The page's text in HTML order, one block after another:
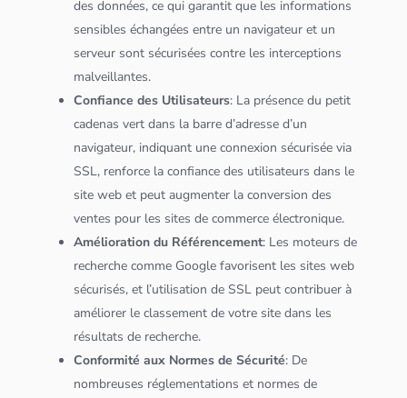
desdonnées, ce qui garantit que les informations
sensibles échangées entre un navigateur et un
serveur sont sécurisées contre les interceptions
malveillantes.
Confiance des Utilisateurs: La présence du petit
cadenas vert dans la barre d’adresse d’un
navigateur, indiquant une connexion sécurisée via
SSL, renforce la confiance des utilisateurs dans le
site web et peut augmenter la conversion des
ventes pour les sites de commerce électronique.
Amélioration du Référencement: Les moteurs de
recherche comme Google favorisent les sites web
sécurisés, et l’utilisation de SSL peut contribuer à
améliorer le classement de votre site dans les
résultats de recherche.
Conformité aux Normes de Sécurité: De
nombreuses réglementations et normes de